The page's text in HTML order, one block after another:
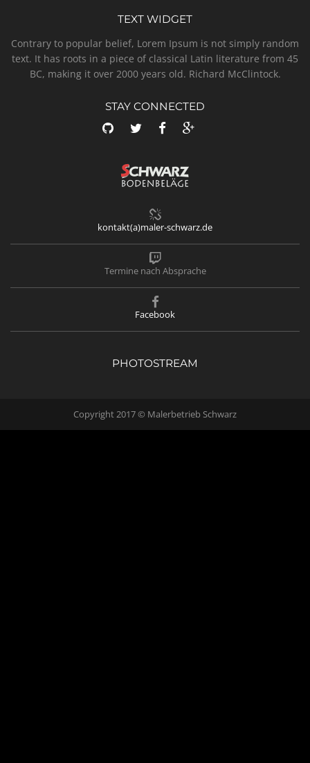
TEXT WIDGET
Contrary to popular belief, Lorem Ipsum is not simply random
text. It has roots in a piece of classical Latin literature from 45
BC, making it over 2000 years old. Richard McClintock.
STAY CONNECTED
kontakt(a)maler-schwarz.de
Termine nach Absprache
Facebook
PHOTOSTREAM
Copyright 2017 © Malerbetrieb Schwarz